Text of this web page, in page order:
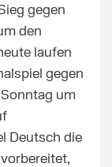
gegen
den
laufen
gegen
um
Deutsch die